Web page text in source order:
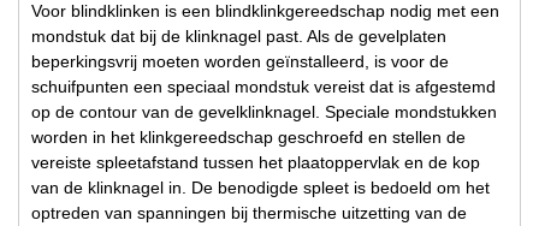
Voor blindklinken is een blindklinkgereedschap nodig met een
mondstuk dat bij de klinknagel past. Als de gevelplaten
beperkingsvrij moeten worden geïnstalleerd, is voor de
schuifpunten een speciaal mondstuk vereist dat is afgestemd
op de contour van de gevelklinknagel. Speciale mondstukken
worden in het klinkgereedschap geschroefd en stellen de
vereiste spleetafstand tussen het plaatoppervlak en de kop
van de klinknagel in. De benodigde spleet is bedoeld om het
optreden van spanningen bij thermische uitzetting van de